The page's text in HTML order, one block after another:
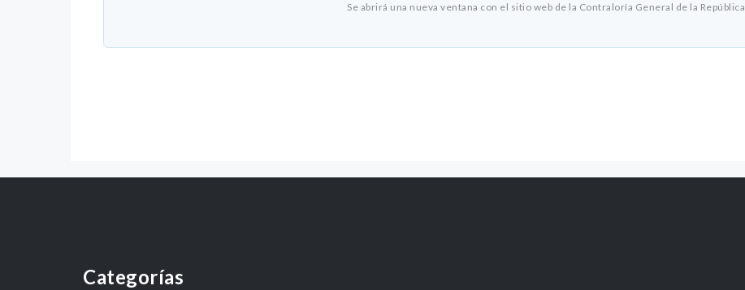
Se abrirá una nueva ventana con el sitio web de la Contraloría General de la República
Categorías